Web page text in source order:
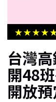
合
影
台灣
開48
開放